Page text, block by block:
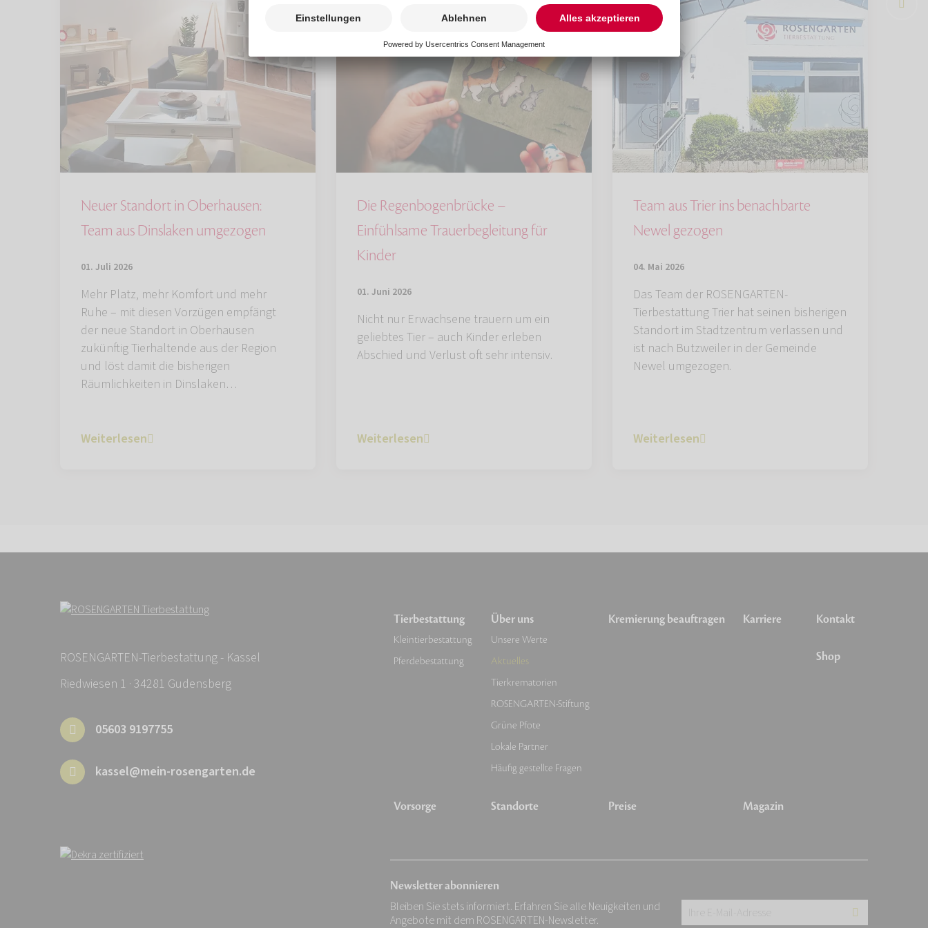
Neuer Standort in Oberhausen:
Team aus Dinslaken umgezogen
01. Juli 2026
Mehr Platz, mehr Komfort und mehr
Ruhe – mit diesen Vorzügen empfängt
der neue Standort in Oberhausen
zukünftig Tierhaltende aus der Region
und löst damit die bisherigen
Räumlichkeiten in Dinslaken…
Weiterlesen
Die Regenbogenbrücke –
Einfühlsame Trauerbegleitung für
Kinder
01. Juni 2026
Nicht nur Erwachsene trauern um ein
geliebtes Tier – auch Kinder erleben
Abschied und Verlust oft sehr intensiv.
Weiterlesen
Team aus Trier ins benachbarte
Newel gezogen
04. Mai 2026
Das Team der ROSENGARTEN-
Tierbestattung Trier hat seinen bisherigen
Standort im Stadtzentrum verlassen und
ist nach Butzweiler in der Gemeinde
Newel umgezogen.
Weiterlesen
ROSENGARTEN-Tierbestattung - Kassel
Riedwiesen 1 · 34281 Gudensberg
05603 9197755
kassel@mein-rosengarten.de
Tierbestattung
Kleintierbestattung
Pferdebestattung
Vorsorge
Über uns
Unsere Werte
Aktuelles
Tierkrematorien
ROSENGARTEN-Stiftung
Grüne Pfote
Lokale Partner
Häufig gestellte Fragen
Standorte
Kremierung beauftragen
Preise
Karriere
Magazin
Kontakt
Shop
Newsletter abonnieren
Bleiben Sie stets informiert. Erfahren Sie alle Neuigkeiten und
Angebote mit dem ROSENGARTEN-Newsletter.